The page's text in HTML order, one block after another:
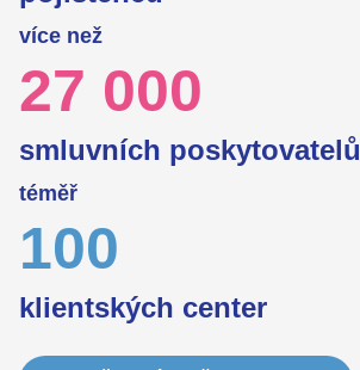
více než
27 000
smluvních poskytovatelů
téměř
100
klientských center